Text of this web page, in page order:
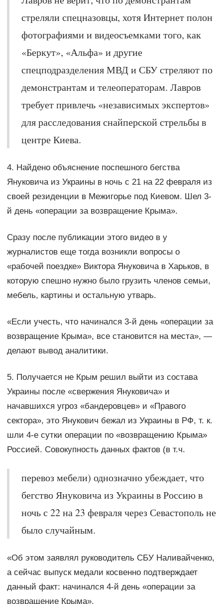
стреляли спецназовцы, хотя Интернет полон
фотографиями и видеосъемками того, как
«Беркут», «Альфа» и другие
спецподразделения МВД и СБУ стреляют по
демонстрантам и телеоператорам. Лавров
требует привлечь «независимых экспертов»
для расследования снайперской стрельбы в
центре Киева.
4. Найдено объяснение поспешного бегства
Януковича из Украины в ночь с 21 на 22 февраля из
своей резиденции в Межигорье под Киевом. Шел 3-
й день «операции за возвращение Крыма».
Сразу после публикации этого видео в у
журналистов еще тогда возникли вопросы о
«рабочей поездке» Виктора Януковича в Харьков, в
которую спешно нужно было грузить членов семьи,
мебель, картины и остальную утварь.
«Если учесть, что начинался 3-й день «операции за
возвращение Крыма», все становится на места», —
делают вывод аналитики.
5. Получается не Крым решил выйти из состава
Украины после «свержения Януковича» и
начавшихся угроз «бандеровцев» и «Правого
сектора», это Янукович бежал из Украины в РФ, т. к.
шли 4-е сутки операции по «возвращению Крыма»
Россией. Совокупность данных фактов (в т.ч.
перевоз мебели) однозначно убеждает, что
бегство Януковича из Украины в Россию в
ночь с 22 на 23 февраля через Севастополь не
было случайным.
«Об этом заявлял руководитель СБУ Наливайченко,
а сейчас выпуск медали косвенно подтверждает
данный факт: начинался 4-й день «операции за
возвращение Крыма».